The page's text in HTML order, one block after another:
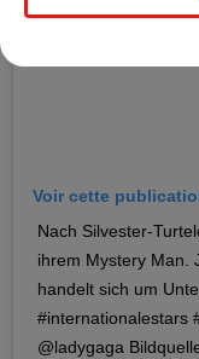
Voir cette
Nach Silvester-
ihrem Mystery Man.
handelt sich um
#internationalestars
@ladygaga